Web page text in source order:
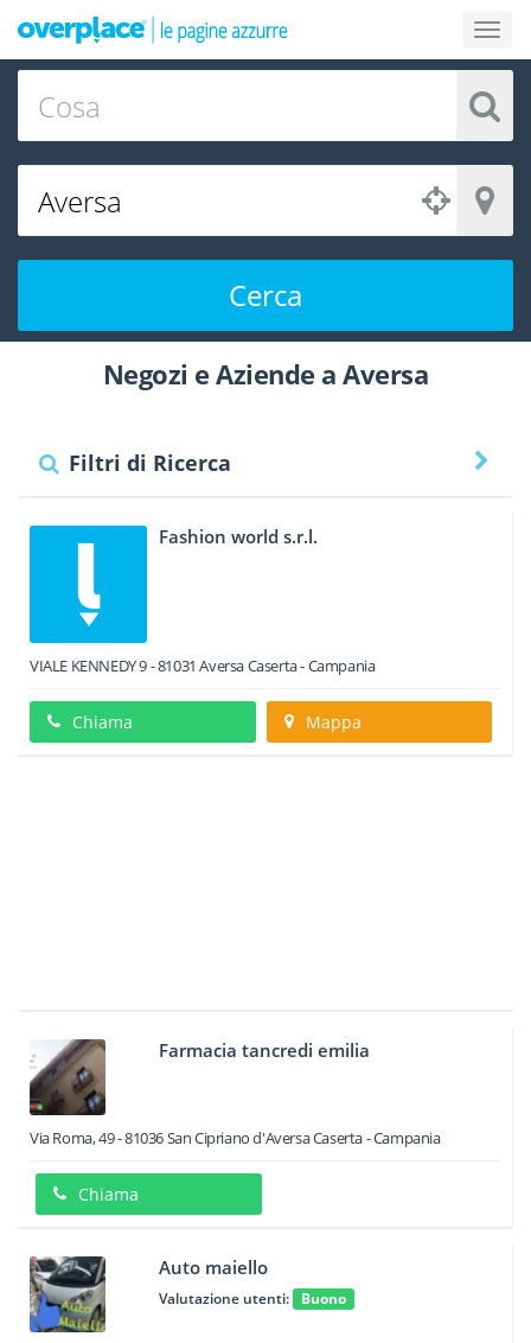
Cerca
Negozi e Aziende a Aversa
Filtri di Ricerca
Fashion world s.r.l.
VIALE KENNEDY 9-81031 AversaCaserta -Campania
Chiama Mappa
Farmacia tancredi emilia
Via Roma, 49-81036San Cipriano d'AversaCaserta -Campania
Chiama
Auto maiello
Valutazione utenti: Buono